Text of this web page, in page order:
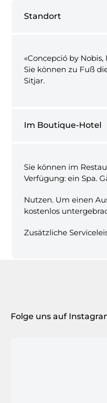
Standort
«Concepció by
Sie können zu Fuß
Sitjar.
Im Boutique-Hotel
Sie können im
Verfügung: ein Spa.
Nutzen. Um einen
kostenlos
Zusätzliche
Folge uns auf